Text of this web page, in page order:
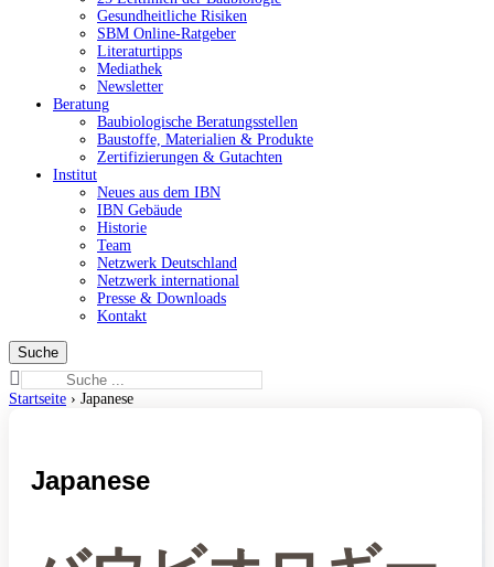
Gesundheitliche Risiken
SBM Online-Ratgeber
Literaturtipps
Mediathek
Newsletter
Beratung
Baubiologische Beratungsstellen
Baustoffe, Materialien & Produkte
Zertifizierungen & Gutachten
Institut
Neues aus dem IBN
IBN Gebäude
Historie
Team
Netzwerk Deutschland
Netzwerk international
Presse & Downloads
Kontakt
Suchen
nach:
Startseite › Japanese
Japanese